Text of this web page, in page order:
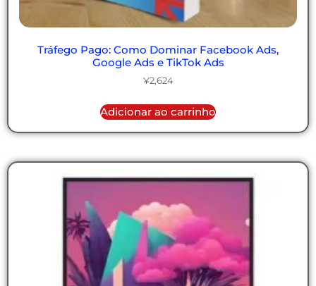
Tráfego Pago: Como Dominar Facebook Ads,
Google Ads e TikTok Ads
¥2,624
Adicionar ao carrinho